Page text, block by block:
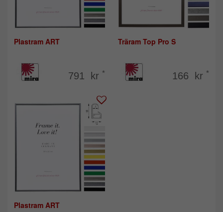
Plastram ART
791 kr *
Träram Top Pro S
166 kr *
Plastram ART